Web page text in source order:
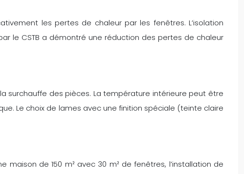
les pertes de chaleur par les fenêtres. L’isolation
le CSTB a démontré une réduction des pertes de chaleur
surchauffe des pièces. La température intérieure peut être
Le choix de lames avec une finition spéciale (teinte claire
maison de 150 m² avec 30 m² de fenêtres, l’installation de